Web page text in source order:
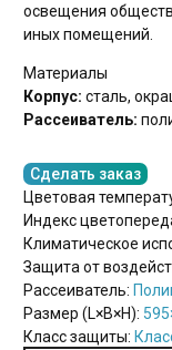
освещения
иных помещений.
Материалы
Корпус: сталь,
Рассеиватель:
Сделать заказ
Цветовая
Индекс
Климатическое
Защита от
Рассеиватель:
Размер (L×B×H):
Класс защиты: